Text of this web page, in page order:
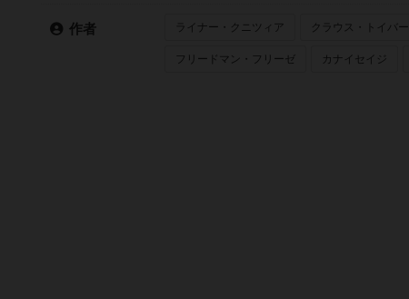
作者 ライナー・クニツィア クラウス・トイバー
フリードマン・フリーゼ カナイセイジ